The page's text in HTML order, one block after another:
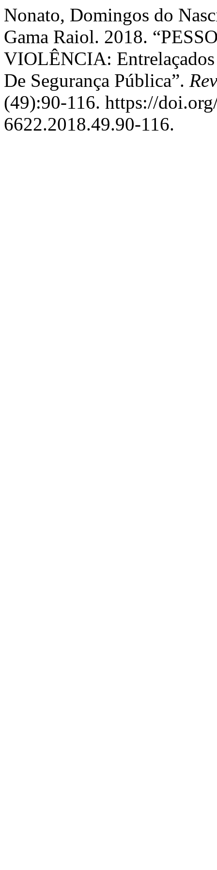
Nonato, Domingos do
Gama Raiol. 2018.
VIOLÊNCIA:
De Segurança Pública”.
(49):90-116. https://
6622.2018.49.90-116.